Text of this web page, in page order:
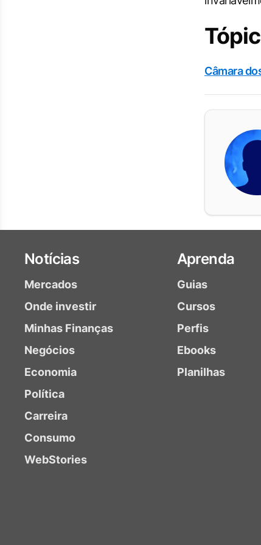
Câmara
Notícias
Mercados
Onde investir
Minhas Finanças
Negócios
Economia
Política
Carreira
Consumo
WebStories
Aprenda
Guias
Cursos
Perfis
Ebooks
Planilhas